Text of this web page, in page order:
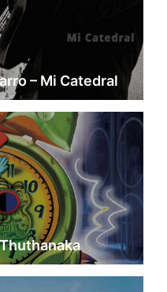
– Mi Catedral